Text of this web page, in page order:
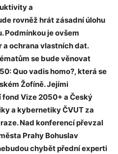
a
rovněž hrát zásadní úlohu
Podmínkou je ovšem
ochrana vlastních dat.
se bude věnovat
Quo vadis homo?, která se
Žofíně. Jejími
Vize 2050+ a Český
a kybernetiky ČVUT za
Nad konferencí převzal
Prahy Bohuslav
chybět přední experti